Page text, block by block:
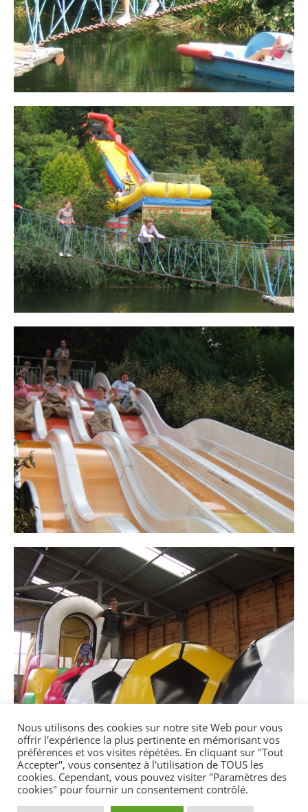
Nous utilisons des cookies sur notre site Web pour vous
offrir l'expérience la plus pertinente en mémorisant vos
préférences et vos visites répétées. En cliquant sur "Tout
Accepter", vous consentez à l'utilisation de TOUS les
cookies. Cependant, vous pouvez visiter "Paramètres des
cookies" pour fournir un consentement contrôlé.